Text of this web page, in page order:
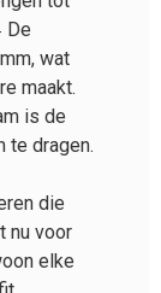
De
wat
maakt.
is de
te dragen.
die
nu voor
elke